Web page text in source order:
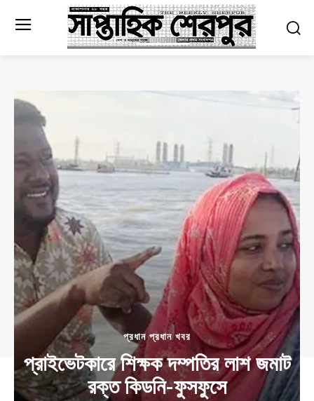
প্রধান প্রধান খবর
প্রাইভেটকারে শিক্ষক দম্পতির লাশ জমাট
রক্ত কিডনি-ফুসফুসে